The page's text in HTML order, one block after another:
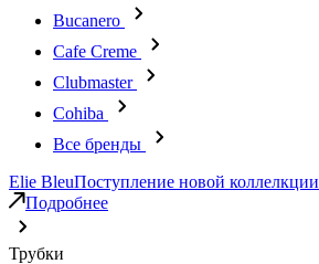
Bucanero
Cafe Creme
Clubmaster
Cohiba
Все бренды
Elie BleuПоступление новой коллелкции
Подробнее
Трубки